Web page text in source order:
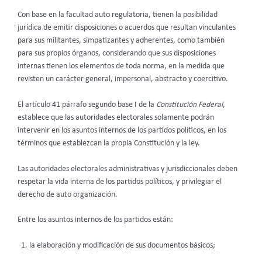
Con base en la facultad auto regulatoria, tienen la posibilidad
jurídica de emitir disposiciones o acuerdos que resultan vinculantes
para sus militantes, simpatizantes y adherentes, como también
para sus propios órganos, considerando que sus disposiciones
internas tienen los elementos de toda norma, en la medida que
revisten un carácter general, impersonal, abstracto y coercitivo.
El artículo 41 párrafo segundo base I de la Constitución Federal,
establece que las autoridades electorales solamente podrán
intervenir en los asuntos internos de los partidos políticos, en los
términos que establezcan la propia Constitución y la ley.
Las autoridades electorales administrativas y jurisdiccionales deben
respetar la vida interna de los partidos políticos, y privilegiar el
derecho de auto organización.
Entre los asuntos internos de los partidos están:
la elaboración y modificación de sus documentos básicos;